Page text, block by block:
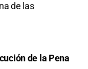
de las
de la Pena